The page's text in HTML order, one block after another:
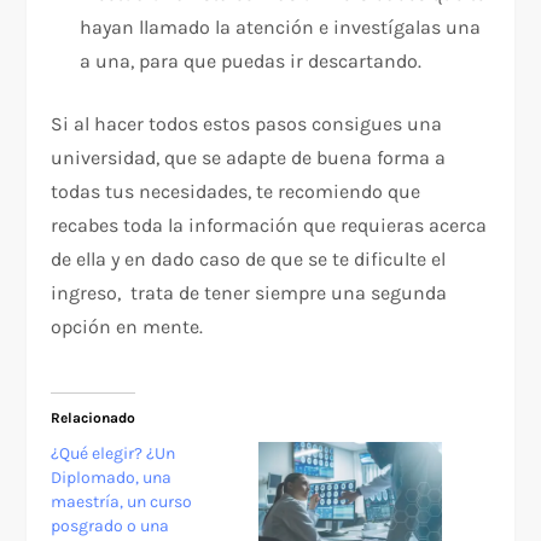
hayan llamado la atención e investígalas una
a una, para que puedas ir descartando.
Si al hacer todos estos pasos consigues una
universidad, que se adapte de buena forma a
todas tus necesidades, te recomiendo que
recabes toda la información que requieras acerca
de ella y en dado caso de que se te dificulte el
ingreso, trata de tener siempre una segunda
opción en mente.
Relacionado
¿Qué elegir? ¿Un
Diplomado, una
maestría, un curso
posgrado o una